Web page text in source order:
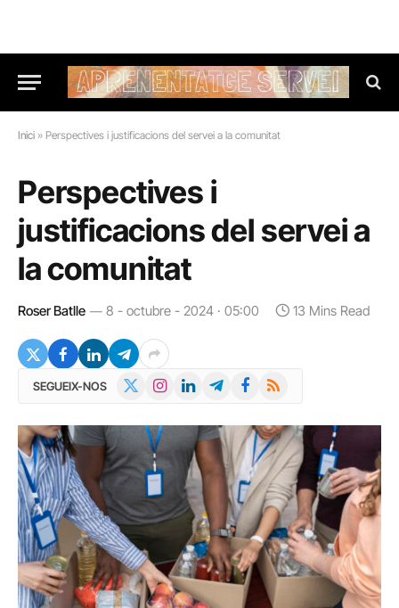
Inici » Perspectives i justificacions del servei a la comunitat
Perspectives i
justificacions del servei a
la comunitat
Roser Batlle 8 - octubre - 2024 · 05:00 13 Mins Read
SEGUEIX-NOS InstagramLinkedInTelegramFacebook
RSS